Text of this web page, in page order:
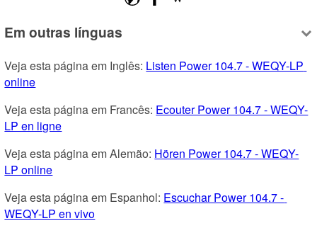
Em outras línguas
Veja esta página em Inglês: Listen Power 104.7 - WEQY-LP
online
Veja esta página em Francês: Ecouter Power 104.7 - WEQY-
LP en ligne
Veja esta página em Alemão: Hören Power 104.7 - WEQY-
LP online
Veja esta página em Espanhol: Escuchar Power 104.7 -
WEQY-LP en vivo